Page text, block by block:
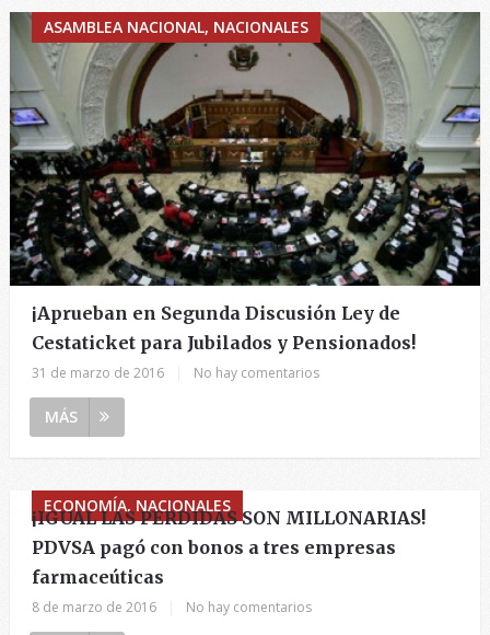
ASAMBLEA NACIONAL, NACIONALES
¡Aprueban en Segunda Discusión Ley de
Cestaticket para Jubilados y Pensionados!
31 de marzo de 2016 No hay comentarios
MÁS
ECONOMÍA, NACIONALES
¡IGUAL LAS PERDIDAS SON MILLONARIAS!
PDVSA pagó con bonos a tres empresas
farmaceúticas
8 de marzo de 2016 No hay comentarios